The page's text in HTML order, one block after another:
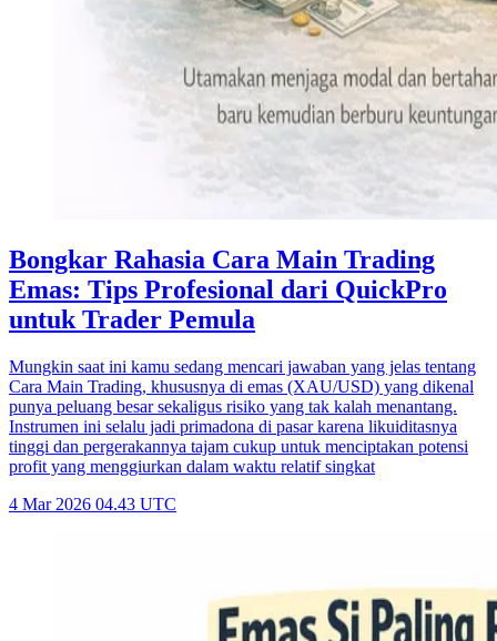
Bongkar Rahasia Cara Main Trading
Emas: Tips Profesional dari QuickPro
untuk Trader Pemula
Mungkin saat ini kamu sedang mencari jawaban yang jelas tentang
Cara Main Trading, khususnya di emas (XAU/USD) yang dikenal
punya peluang besar sekaligus risiko yang tak kalah menantang.
Instrumen ini selalu jadi primadona di pasar karena likuiditasnya
tinggi dan pergerakannya tajam cukup untuk menciptakan potensi
profit yang menggiurkan dalam waktu relatif singkat
4 Mar 2026 04.43 UTC